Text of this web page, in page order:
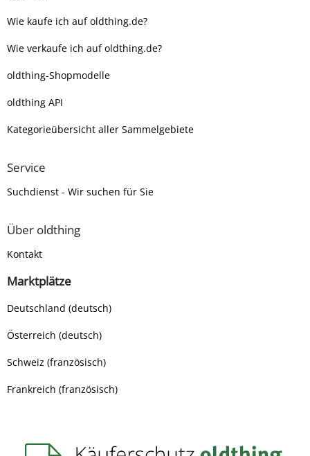
Wie kaufe ich auf oldthing.de?
Wie verkaufe ich auf oldthing.de?
oldthing-Shopmodelle
oldthing API
Kategorieübersicht aller Sammelgebiete
Service
Suchdienst - Wir suchen für Sie
Über oldthing
Kontakt
Marktplätze
Deutschland (deutsch)
Österreich (deutsch)
Schweiz (französisch)
Frankreich (französisch)